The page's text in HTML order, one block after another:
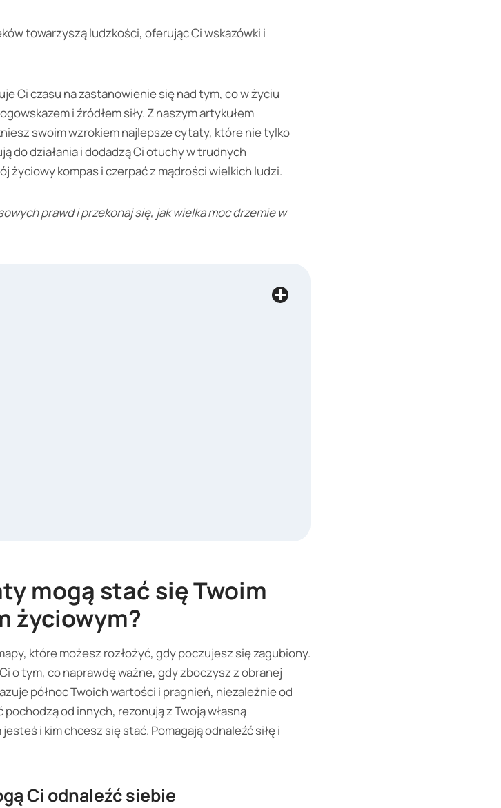
towarzyszą ludzkości, oferując Ci wskazówki i
Ci czasu na zastanowienie się nad tym, co w życiu
i źródłem siły. Z naszym artykułem
swoim wzrokiem najlepsze cytaty, które nie tylko
do działania i dodadzą Ci otuchy w trudnych
życiowy kompas i czerpać z mądrości wielkich ludzi.
prawd i przekonaj się, jak wielka moc drzemie w
mogą stać się Twoim
życiowym?
które możesz rozłożyć, gdy poczujesz się zagubiony.
o tym, co naprawdę ważne, gdy zboczysz z obranej
północ Twoich wartości i pragnień, niezależnie od
od innych, rezonują z Twoją własną
i kim chcesz się stać. Pomagają odnaleźć siłę i
Ci odnaleźć siebie